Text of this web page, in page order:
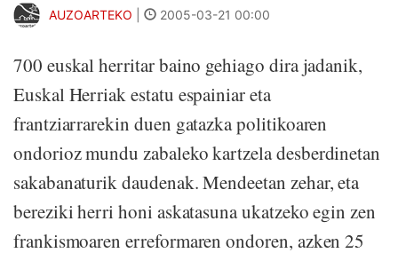
AUZOARTEKO 2005-03-21 00:00
700 euskal herritar baino gehiago dira jadanik,
Euskal Herriak estatu espainiar eta
frantziarrarekin duen gatazka politikoaren
ondorioz mundu zabaleko kartzela desberdinetan
sakabanaturik daudenak. Mendeetan zehar, eta
bereziki herri honi askatasuna ukatzeko egin zen
frankismoaren erreformaren ondoren, azken 25